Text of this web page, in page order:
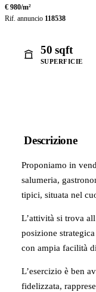
€ 980/m²
Rif. annuncio 118538
50 sqft
SUPERFICIE
Descrizione
Proponiamo in
salumeria,
tipici, situata nel
L’attività si trova
posizione
con ampia facilità
L’esercizio è ben
fidelizzata,